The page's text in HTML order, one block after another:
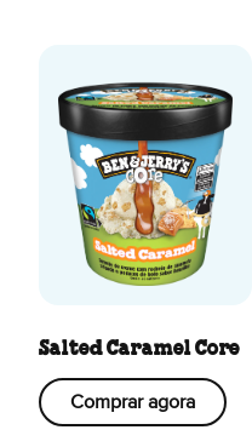
Salted Caramel Core
Comprar agora